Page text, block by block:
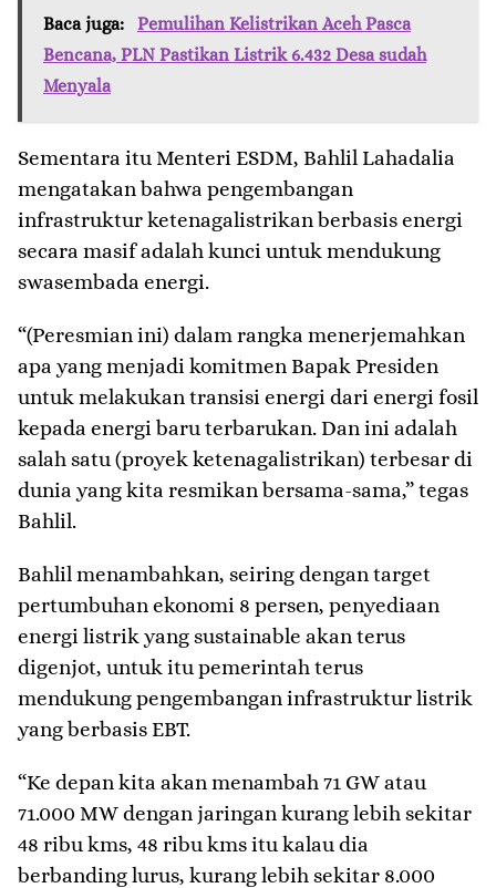
Baca juga:
Pemulihan Kelistrikan Aceh Pasca
Bencana, PLN Pastikan Listrik 6.432 Desa sudah
Menyala
Sementara itu Menteri ESDM, Bahlil Lahadalia
mengatakan bahwa pengembangan
infrastruktur ketenagalistrikan berbasis energi
secara masif adalah kunci untuk mendukung
swasembada energi.
“(Peresmian ini) dalam rangka menerjemahkan
apa yang menjadi komitmen Bapak Presiden
untuk melakukan transisi energi dari energi fosil
kepada energi baru terbarukan. Dan ini adalah
salah satu (proyek ketenagalistrikan) terbesar di
dunia yang kita resmikan bersama-sama,” tegas
Bahlil.
Bahlil menambahkan, seiring dengan target
pertumbuhan ekonomi 8 persen, penyediaan
energi listrik yang sustainable akan terus
digenjot, untuk itu pemerintah terus
mendukung pengembangan infrastruktur listrik
yang berbasis EBT.
“Ke depan kita akan menambah 71 GW atau
71.000 MW dengan jaringan kurang lebih sekitar
48 ribu kms, 48 ribu kms itu kalau dia
berbanding lurus, kurang lebih sekitar 8.000